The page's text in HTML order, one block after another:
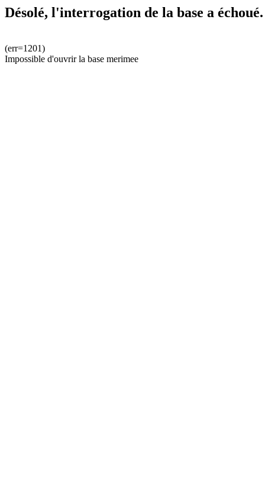
Désolé, l'interrogation de la base a échoué.
(err=1201)
Impossible d'ouvrir la base merimee